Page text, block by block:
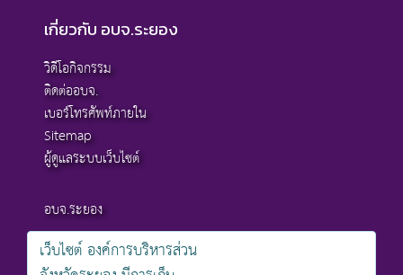
เกี่ยวกับ อบจ.ระยอง
วิดีโอกิจกรรม
ติดต่ออบจ.
เบอร์โทรศัพท์ภายใน
Sitemap
ผู้ดูแลระบบเว็บไซต์
อบจ.ระยอง
สงวนลิขสิทธิ์ © 2568 , องค์การบริหารส่วนจังหวัดระยอง
เว็บไซต์ องค์การบริหารส่วน